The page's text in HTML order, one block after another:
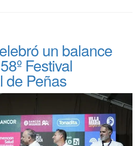
un balance
Festival
de Peñas